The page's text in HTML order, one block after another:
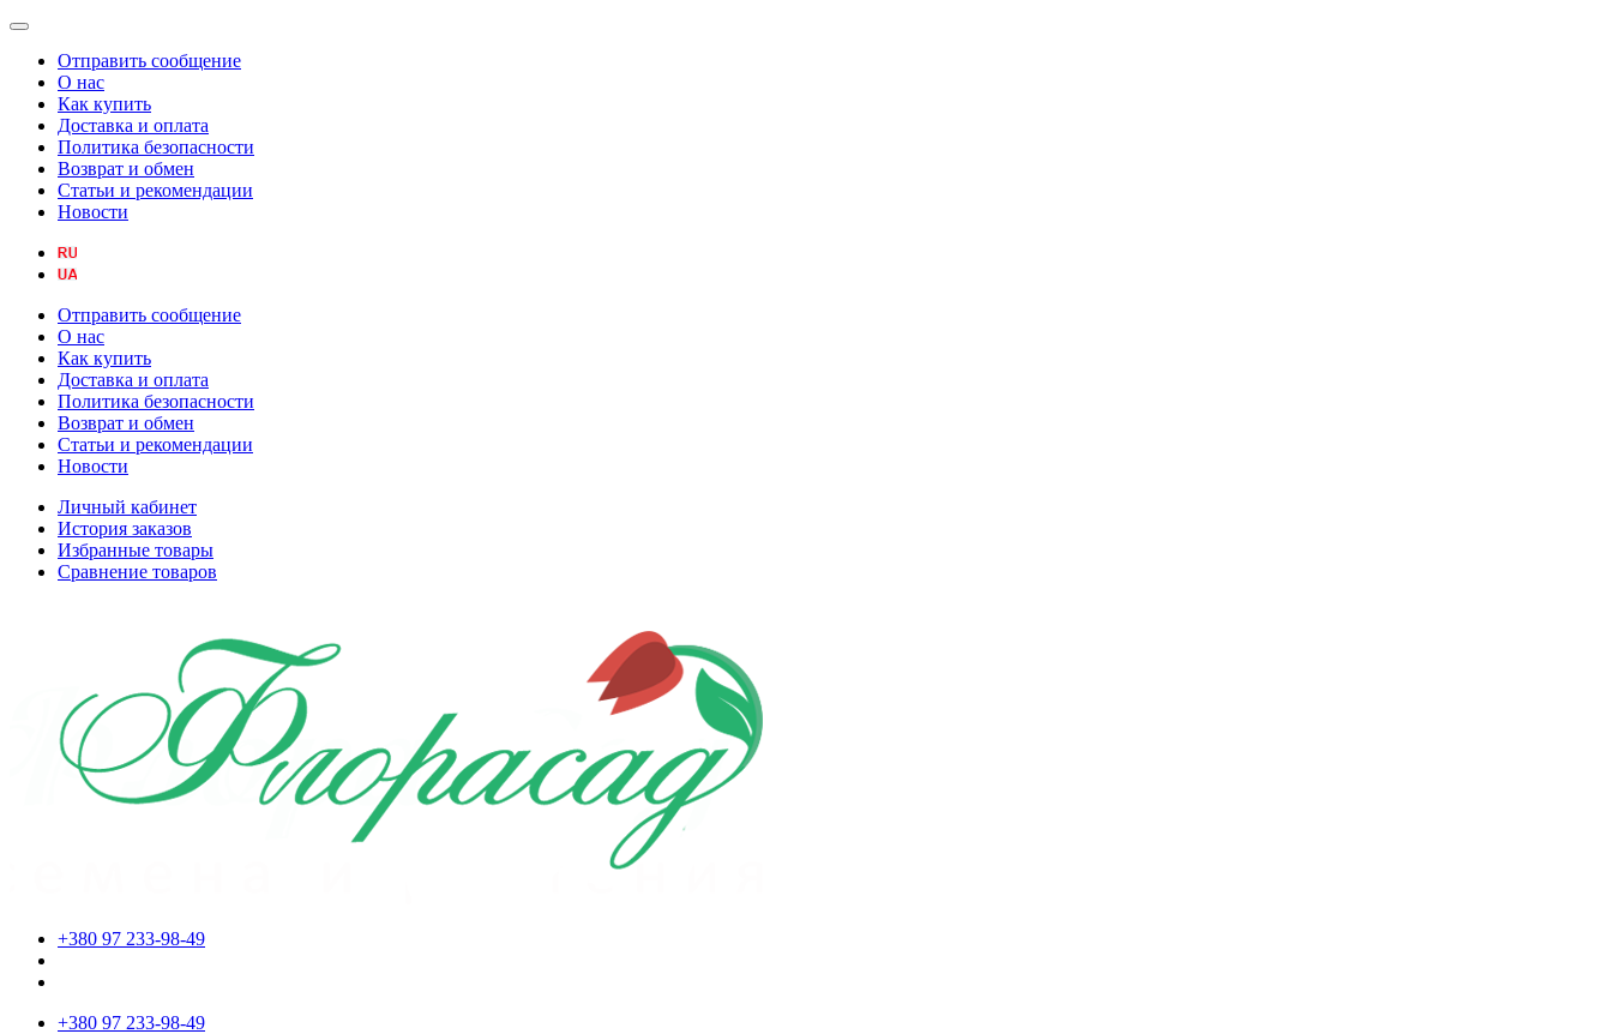
Отправить сообщение
О нас
Как купить
Доставка и оплата
Политика безопасности
Возврат и обмен
Статьи и рекомендации
Новости
Отправить сообщение
О нас
Как купить
Доставка и оплата
Политика безопасности
Возврат и обмен
Статьи и рекомендации
Новости
Личный кабинет
История заказов
Избранные товары
Сравнение товаров
+380 97 233-98-49
+380 97 233-98-49